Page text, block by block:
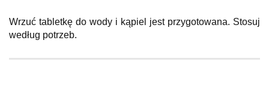
Wrzuć tabletkę do wody i kąpiel jest przygotowana. Stosuj
według potrzeb.